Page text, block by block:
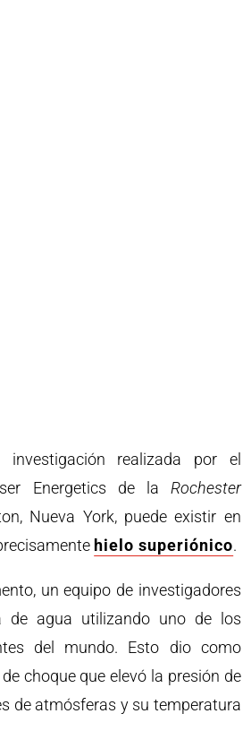
realizada por el
Energetics de la Rochester
Nueva York, puede existir en
hielo superiónico.
un equipo de investigadores
de agua utilizando uno de los
del mundo. Esto dio como
choque que elevó la presión de
de atmósferas y su temperatura